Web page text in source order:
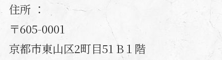
住所 ：
〒605-0001
京都市東山区2町目51 B１階